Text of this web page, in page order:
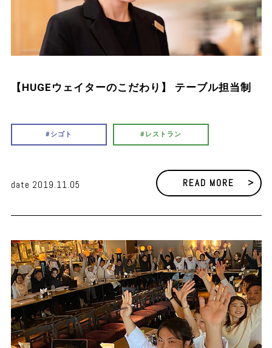
【HUGEウェイターのこだわり】 テーブル担当制
シゴト レストラン
date 2019.11.05 READ MORE